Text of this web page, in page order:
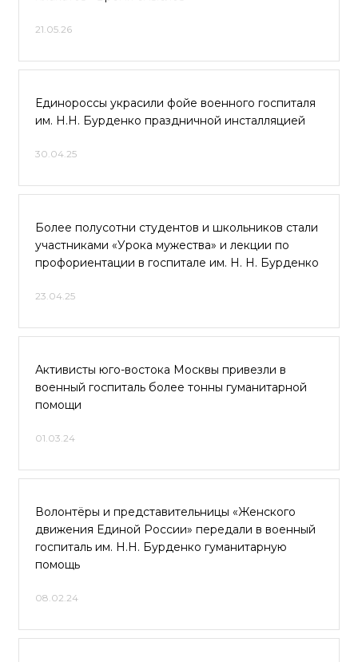
21.05.26
Единороссы украсили фойе военного госпиталя
им. Н.Н. Бурденко праздничной инсталляцией
30.04.25
Более полусотни студентов и школьников стали
участниками «Урока мужества» и лекции по
профориентации в госпитале им. Н. Н. Бурденко
23.04.25
Активисты юго-востока Москвы привезли в
военный госпиталь более тонны гуманитарной
помощи
01.03.24
Волонтёры и представительницы «Женского
движения Единой России» передали в военный
госпиталь им. Н.Н. Бурденко гуманитарную
помощь
08.02.24